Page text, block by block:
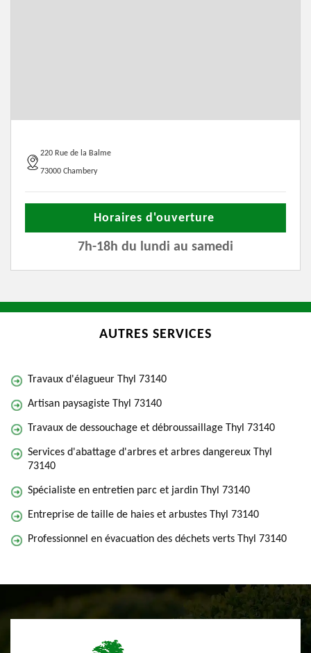
220 Rue de la Balme
73000 Chambery
Horaires d'ouverture
7h-18h du lundi au samedi
AUTRES SERVICES
Travaux d'élagueur Thyl 73140
Artisan paysagiste Thyl 73140
Travaux de dessouchage et débroussaillage Thyl 73140
Services d'abattage d'arbres et arbres dangereux Thyl
73140
Spécialiste en entretien parc et jardin Thyl 73140
Entreprise de taille de haies et arbustes Thyl 73140
Professionnel en évacuation des déchets verts Thyl 73140